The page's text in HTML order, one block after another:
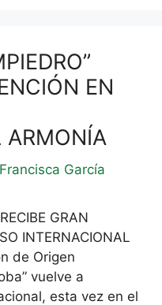
EN
ARMONÍA
Francisca García
GRAN
INTERNACIONAL
de Origen
vuelve a
esta vez en el